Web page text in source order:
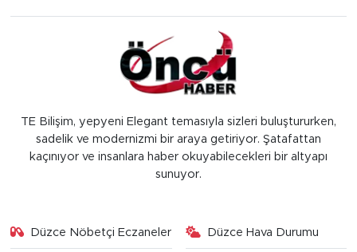
TE Bilişim, yepyeni Elegant temasıyla sizleri buluştururken,
sadelik ve modernizmi bir araya getiriyor. Şatafattan
kaçınıyor ve insanlara haber okuyabilecekleri bir altyapı
sunuyor.
Düzce Nöbetçi Eczaneler Düzce Hava Durumu